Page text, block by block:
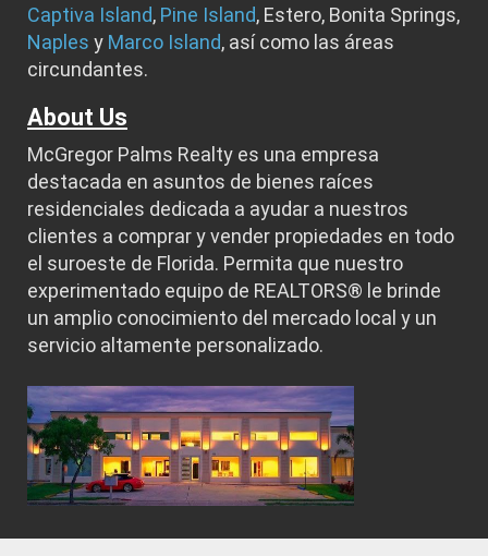
Captiva Island, Pine Island, Estero, Bonita Springs,
Naples y Marco Island, así como las áreas
circundantes.
About Us
McGregor Palms Realty es una empresa
destacada en asuntos de bienes raíces
residenciales dedicada a ayudar a nuestros
clientes a comprar y vender propiedades en todo
el suroeste de Florida. Permita que nuestro
experimentado equipo de REALTORS® le brinde
un amplio conocimiento del mercado local y un
servicio altamente personalizado.